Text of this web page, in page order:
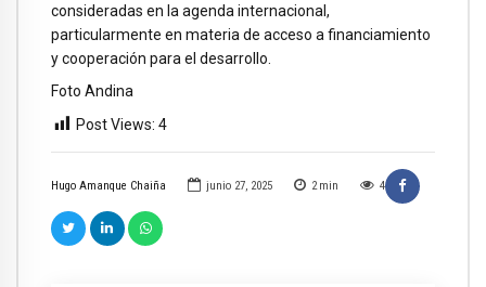
Hugo Amanque Chaiña junio 27, 2025 2 min 4
consideradas en la agenda internacional,
particularmente en materia de acceso a financiamiento
y cooperación para el desarrollo.
Foto Andina
Post Views: 4